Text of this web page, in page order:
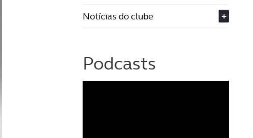
Notícias do clube
+
Podcasts